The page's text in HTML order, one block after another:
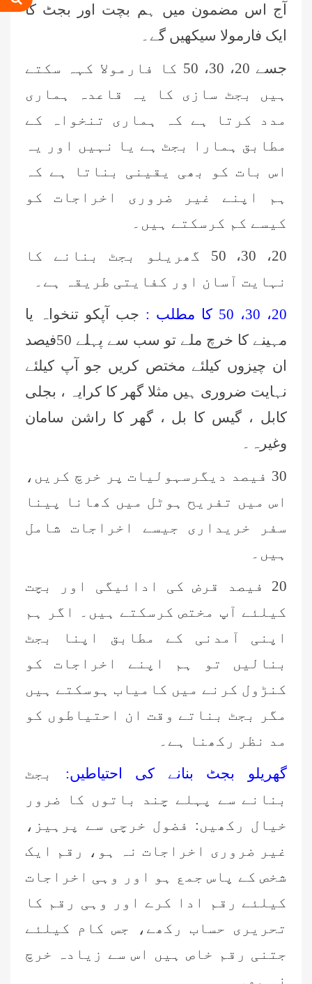
آج اس مضمون میں ہم بچت اور بجٹ کا
ایک فارمولا سیکھیں گے۔
جسے 20، 30، 50
کا فارمولا کہہ سکتے
ہیں بجٹ سازی کا یہ قاعدہ ہماری
مدد کرتا ہے کہ ہماری تنخواہ کے
مطابق ہمارا بجٹ ہے یا نہیں اور یہ
اس بات کو بھی یقینی بناتا ہے کہ
ہم اپنے غیر ضروری اخراجات کو
کیسے کم کرسکتے ہیں۔
20، 30، 50
گھریلو بجٹ بنانے کا
نہایت آسان اور کفایتی طریقہ ہے۔
20، 30، 50 کا مطلب :
جب آپکو تنخواہ یا
مہینے کا خرچ ملے تو سب سے پہلے 50فیصد
ان چیزوں کیلئے مختص کریں جو آپ کیلئے
نہایت ضروری ہیں مثلا گھر کا کرایہ ، بجلی
کابل ، گیس کا بل ، گھر کا راشن سامان
وغیرہ۔
30 فیصد دیگرسہولیات پر خرچ کریں،
اس میں تفریح ہوٹل میں کھانا پینا
سفر خریداری جیسے اخراجات شامل
ہیں۔
20
فیصد قرض کی ادائیگی اور بچت
کیلئے آپ مختص کرسکتے ہیں۔ اگر ہم
اپنی آمدنی کے مطابق اپنا بجٹ
بنالیں تو ہم اپنے اخراجات کو
کنڑول کرنے میں کامیاب ہوسکتے ہیں
مگر بجٹ بناتے وقت ان احتیاطوں کو
مد نظر رکھنا ہے۔
گھریلو بجٹ بنانے کی احتیاطیں:
بجٹ
بنانے سے پہلے چند باتوں کا ضرور
خیال رکھیں: فضول خرچی سے پرہیز،
غیر ضروری اخراجات نہ ہو، رقم ایک
شخص کے پاس جمع ہو اور وہی اخراجات
کیلئے رقم ادا کرے اور وہی رقم کا
تحریری حساب رکھے، جس کام کیلئے
جتنی رقم خاص ہیں اس سے زیادہ خرچ
نہ ہو۔